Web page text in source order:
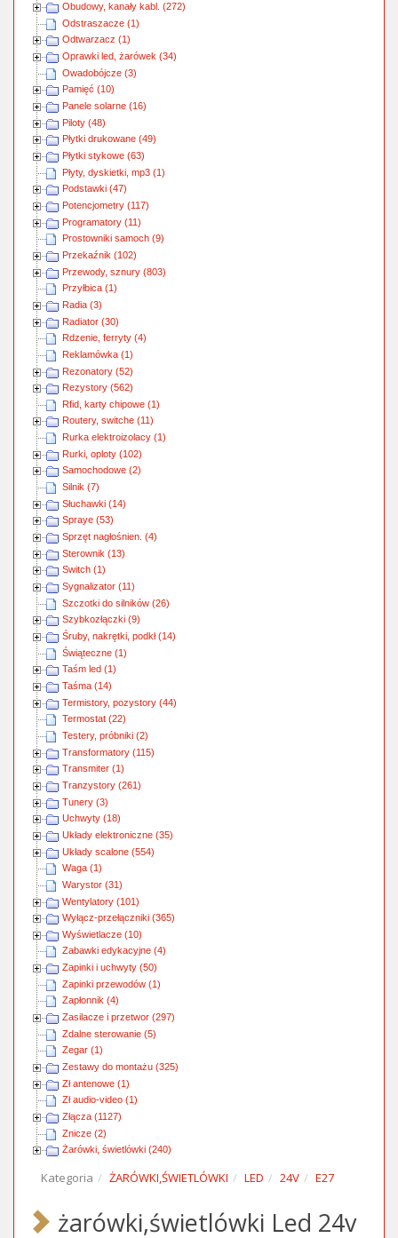
Obudowy, kanały kabl. (272)
Odstraszacze (1)
Odtwarzacz (1)
Oprawki led, żarówek (34)
Owadobójcze (3)
Pamięć (10)
Panele solarne (16)
Piloty (48)
Płytki drukowane (49)
Płytki stykowe (63)
Płyty, dyskietki, mp3 (1)
Podstawki (47)
Potencjometry (117)
Programatory (11)
Prostowniki samoch (9)
Przekaźnik (102)
Przewody, sznury (803)
Przyłbica (1)
Radia (3)
Radiator (30)
Rdzenie, ferryty (4)
Reklamówka (1)
Rezonatory (52)
Rezystory (562)
Rfid, karty chipowe (1)
Routery, switche (11)
Rurka elektroizolacy (1)
Rurki, oploty (102)
Samochodowe (2)
Silnik (7)
Słuchawki (14)
Spraye (53)
Sprzęt nagłośnien. (4)
Sterownik (13)
Switch (1)
Sygnalizator (11)
Szczotki do silników (26)
Szybkozłączki (9)
Śruby, nakrętki, podkł (14)
Świąteczne (1)
Taśm led (1)
Taśma (14)
Termistory, pozystory (44)
Termostat (22)
Testery, próbniki (2)
Transformatory (115)
Transmiter (1)
Tranzystory (261)
Tunery (3)
Uchwyty (18)
Układy elektroniczne (35)
Układy scalone (554)
Waga (1)
Warystor (31)
Wentylatory (101)
Wyłącz-przełączniki (365)
Wyświetlacze (10)
Zabawki edykacyjne (4)
Zapinki i uchwyty (50)
Zapinki przewodów (1)
Zapłonnik (4)
Zasilacze i przetwor (297)
Zdalne sterowanie (5)
Zegar (1)
Zestawy do montażu (325)
Zł antenowe (1)
Zł audio-video (1)
Złącza (1127)
Znicze (2)
Żarówki, świetlówki (240)
Kategoria ŻARÓWKI,ŚWIETLÓWKI LED 24V E27
żarówki,świetlówki Led 24v